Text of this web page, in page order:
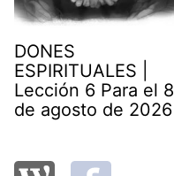
DONES
ESPIRITUALES |
Lección 6 Para el 8
de agosto de 2026